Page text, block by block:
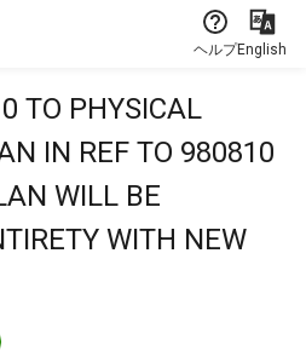
ヘルプEnglish
TO PHYSICAL
IN REF TO 980810
WILL BE
WITH NEW